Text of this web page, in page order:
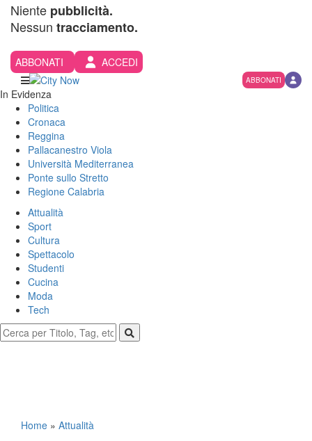
Niente pubblicità.
Nessun tracciamento.
ABBONATI ACCEDI
ABBONATI
In Evidenza
Politica
Cronaca
Reggina
Pallacanestro Viola
Università Mediterranea
Ponte sullo Stretto
Regione Calabria
Attualità
Sport
Cultura
Spettacolo
Studenti
Cucina
Moda
Tech
Home » Attualità